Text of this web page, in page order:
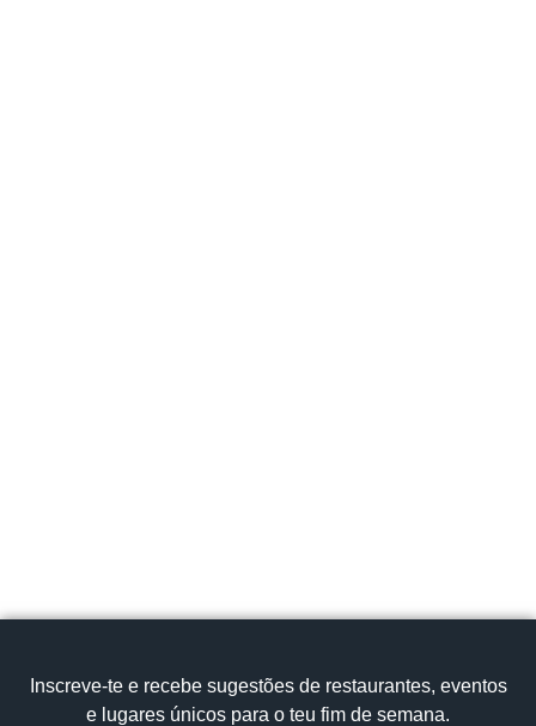
Inscreve‑te e recebe sugestões de restaurantes, eventos
e lugares únicos para o teu fim de semana.